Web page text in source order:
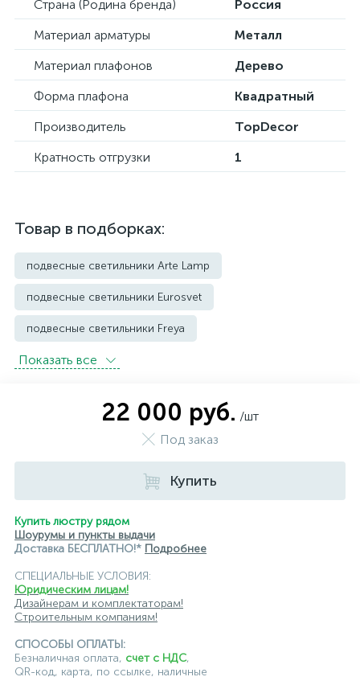
Страна (Родина бренда)
Россия
Материал арматуры
Металл
Материал плафонов
Дерево
Форма плафона
Квадратный
Производитель
TopDecor
Кратность отгрузки
1
Товар в подборках:
подвесные светильники Arte Lamp
подвесные светильники Eurosvet
подвесные светильники Freya
подвесные светильники Imperium Loft
подвесные светильники Lightstar
подвесные светильники Lumion
подвесные светильники Maytoni
подвесные светильники Newport
подвесные светильники Odeon Light
подвесные светильники ST Luce
подвесные светильники для кафе и ресторанов
подвесные светильники для лестниц
Показать всe
22 000 руб. /шт
Под заказ
Купить
Купить люстру рядом
Шоурумы и пункты выдачи
Доставка БЕСПЛАТНО!* Подробнее
СПЕЦИАЛЬНЫЕ УСЛОВИЯ:
Юридическим лицам!
Дизайнерам и комплектаторам!
Строительным компаниям!
СПОСОБЫ ОПЛАТЫ:
Безналичная оплата, счет с НДС,
QR-код, карта, по ссылке, наличные